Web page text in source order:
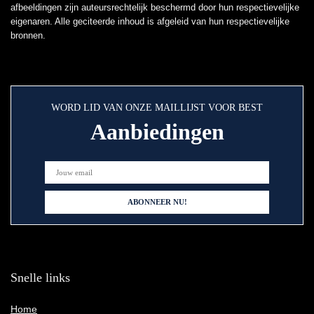
afbeeldingen zijn auteursrechtelijk beschermd door hun respectievelijke
eigenaren. Alle geciteerde inhoud is afgeleid van hun respectievelijke
bronnen.
WORD LID VAN ONZE MAILLIJST VOOR BEST
Aanbiedingen
Snelle links
Home